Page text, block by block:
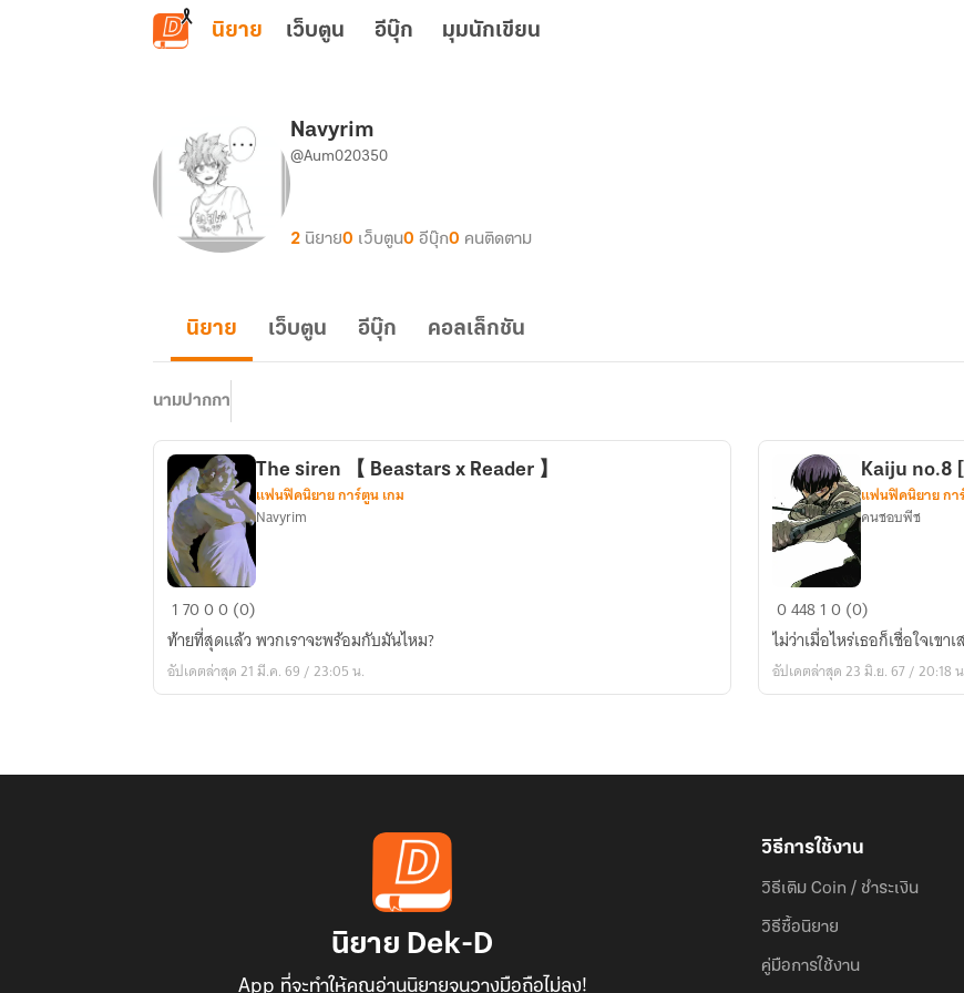
ข้ามไปยังเนื้อหาหลัก
นิยาย เว็บตูน อีบุ๊ก มุมนักเขียน
Navyrim
@Aum020350
2 นิยาย0 เว็บตูน0 อีบุ๊ก0 คนติดตาม
นิยาย เว็บตูน อีบุ๊ก คอลเล็กชัน
นามปากกา
The
siren
【
Beastars
The siren 【 Beastars x Reader 】
แฟนฟิคนิยาย การ์ตูน เกม
Navyrim
17000 (0)
ท้ายที่สุดแล้ว พวกเราจะพร้อมกับมันไหม?
อัปเดตล่าสุด 21 มี.ค. 69 / 23:05 น.
Kaiju
no.8
[Hoshina
x
Kaiju no.8
แฟนฟิคนิยาย กา
คนชอบพีช
044810 (0)
ไม่ว่าเมื่อไหร่เธอก็เชื่อใจเขา
อัปเดตล่าสุด 23 มิ.ย. 67 / 20:18
นิยาย Dek-D
App ที่จะทำให้คุณอ่านนิยายจนวางมือถือไม่ลง!
วิธีการใช้งาน
วิธีเติม Coin / ชำระเงิน
วิธีซื้อนิยาย
คู่มือการใช้งาน